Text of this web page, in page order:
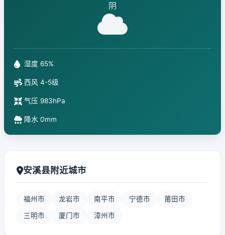
阴
湿度 65%
西风 4-5级
气压 983hPa
降水 0mm
安溪县附近城市
福州市 龙岩市 南平市 宁德市 莆田市
三明市 厦门市 漳州市